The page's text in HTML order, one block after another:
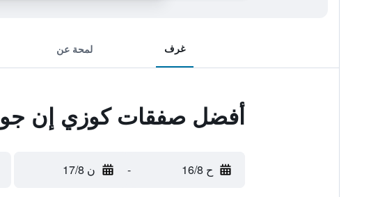
غرف لمحة عن
أفضل صفقات كوزي إن
ح 16/8 - ن 17/8